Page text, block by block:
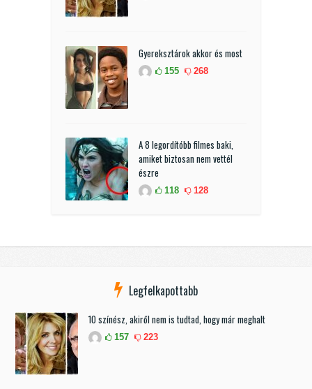
Gyereksztárok akkor és most
155 268
A 8 legordítóbb filmes baki,
amiket biztosan nem vettél
észre
118 128
Legfelkapottabb
10 színész, akiről nem is tudtad, hogy már meghalt
157 223